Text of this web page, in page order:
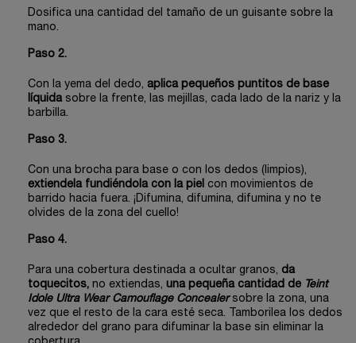
Dosifica una cantidad del tamaño de un guisante sobre la
mano.
Paso 2.
Con la yema del dedo, aplica pequeños puntitos de base
líquidasobre la frente, las mejillas, cada lado de la nariz y la
barbilla.
Paso 3.
Con una brocha para base o con los dedos (limpios),
extiendela fundiéndola con la piel
con movimientos de
barrido hacia fuera. ¡Difumina, difumina, difumina y no te
olvides de la zona del cuello!
Paso 4.
Para una cobertura destinada a ocultar granos, da
toquecitos, no extiendas, una pequeña cantidad de Teint
Idole Ultra Wear Camouflage Concealersobre la zona, una
vez que el resto de la cara esté seca. Tamborilea los dedos
alrededor del grano para difuminar la base sin eliminar la